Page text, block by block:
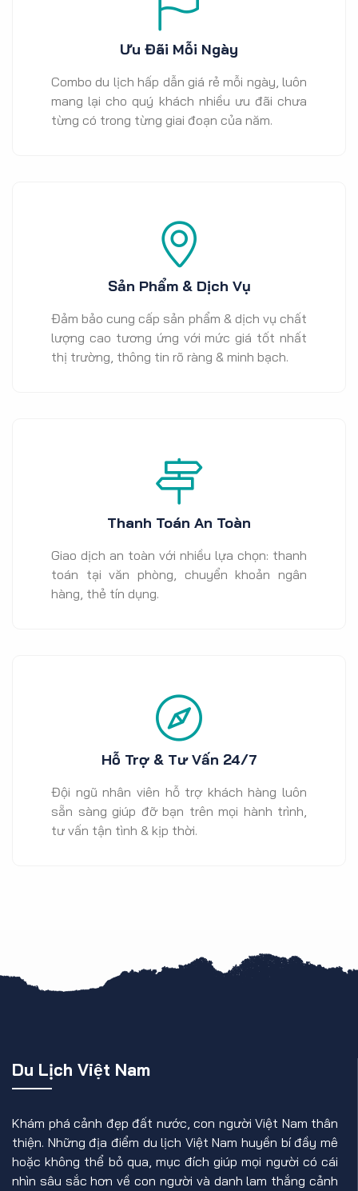
Ưu Đãi Mỗi Ngày
Combo du lịch hấp dẫn giá rẻ mỗi ngày, luôn
mang lại cho quý khách nhiều ưu đãi chưa
từng có trong từng giai đoạn của năm.
Sản Phẩm & Dịch Vụ
Đảm bảo cung cấp sản phẩm & dịch vụ chất
lượng cao tương ứng với mức giá tốt nhất
thị trường, thông tin rõ ràng & minh bạch.
Thanh Toán An Toàn
Giao dịch an toàn với nhiều lựa chọn: thanh
toán tại văn phòng, chuyển khoản ngân
hàng, thẻ tín dụng.
Hỗ Trợ & Tư Vấn 24/7
Đội ngũ nhân viên hỗ trợ khách hàng luôn
sẵn sàng giúp đỡ bạn trên mọi hành trình,
tư vấn tận tình & kịp thời.
Du Lịch Việt Nam
Khám phá cảnh đẹp đất nước, con người Việt Nam thân
thiện. Những địa điểm du lịch Việt Nam huyền bí đầy mê
hoặc không thể bỏ qua, mục đích giúp mọi người có cái
nhìn sâu sắc hơn về con người và danh lam thắng cảnh